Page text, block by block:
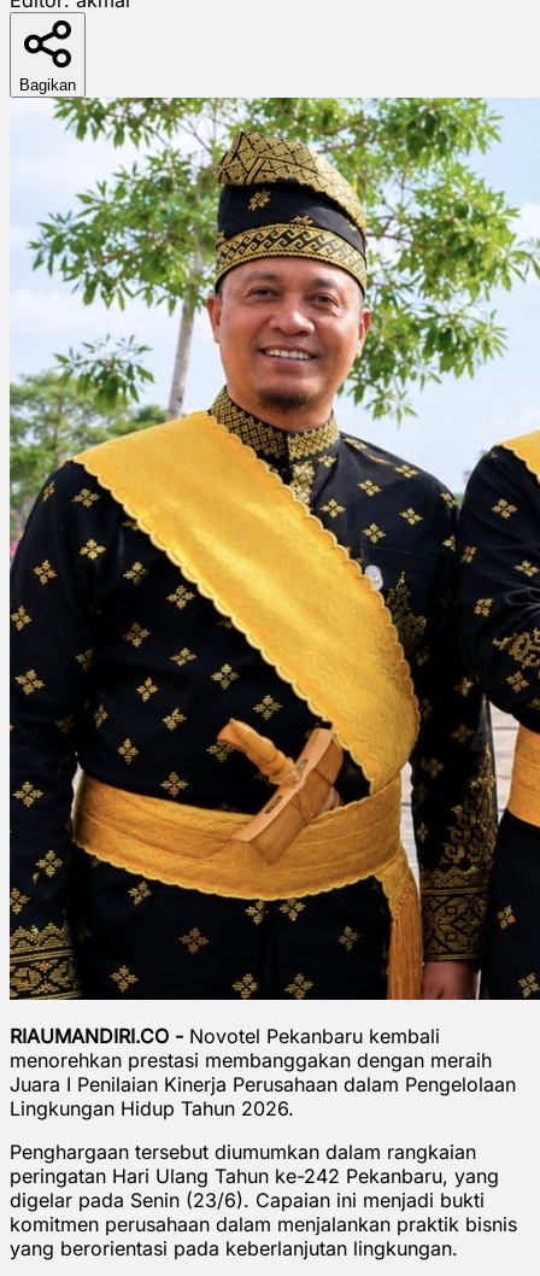
Bagikan
RIAUMANDIRI.CO - Novotel Pekanbaru kembali
menorehkan prestasi membanggakan dengan meraih
Juara I Penilaian Kinerja Perusahaan dalam Pengelolaan
Lingkungan Hidup Tahun 2026.
Penghargaan tersebut diumumkan dalam rangkaian
peringatan Hari Ulang Tahun ke-242 Pekanbaru, yang
digelar pada Senin (23/6). Capaian ini menjadi bukti
komitmen perusahaan dalam menjalankan praktik bisnis
yang berorientasi pada keberlanjutan lingkungan.